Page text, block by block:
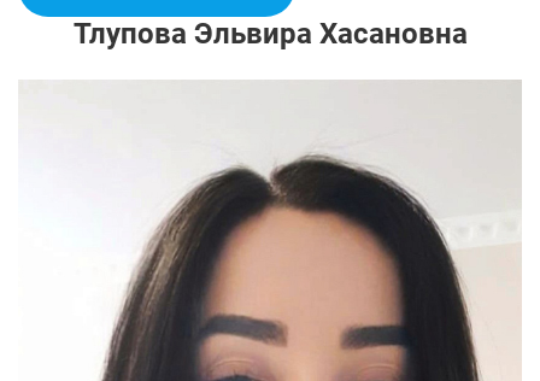
Тлупова Эльвира Хасановна